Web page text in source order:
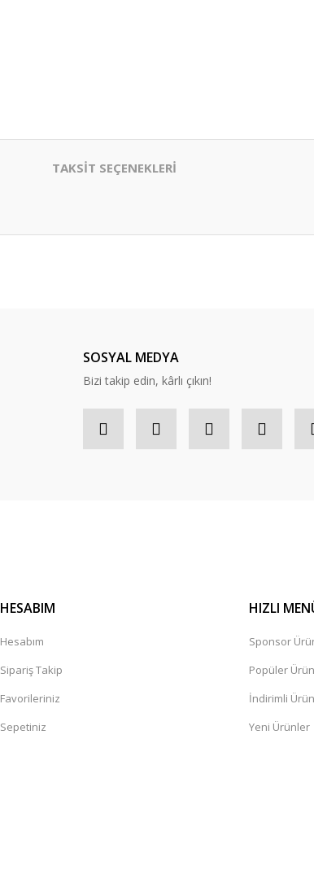
TAKSİT SEÇENEKLERİ
SOSYAL MEDYA
Bizi takip edin, kârlı çıkın!
HESABIM
Hesabım
Sipariş Takip
Favorileriniz
Sepetiniz
HIZLI
Sponsor
Popüler
İndirimli
Yeni Ürünler